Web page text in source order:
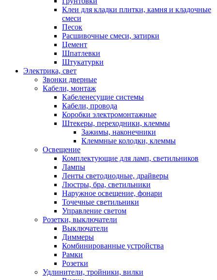
Клеи для кладки плитки, камня и кладочные
смеси
Песок
Расшивочные смеси, затирки
Цемент
Шпатлевки
Штукатурки
Электрика, свет
Звонки дверные
Кабели, монтаж
Кабеленесущие системы
Кабели, провода
Коробки электромонтажные
Штекеры, переходники, клеммы
Зажимы, наконечники
Клеммные колодки, клеммы
Освещение
Комплектующие для ламп, светильников
Лампы
Ленты светодиодные, драйверы
Люстры, бра, светильники
Наружное освещение, фонари
Точечные светильники
Управление светом
Розетки, выключатели
Выключатели
Диммеры
Комбинированные устройства
Рамки
Розетки
Удлинители, тройники, вилки